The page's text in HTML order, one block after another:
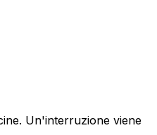
Un'interruzione viene